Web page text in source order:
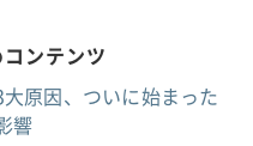
ンテンツ
原因、ついに始まった
響